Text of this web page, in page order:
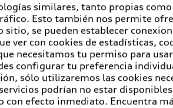
similares, tanto propias
Esto también nos permite
se pueden establecer
ver con cookies de estadísticas,
necesitamos tu permiso para
configurar tu preferencia
sólo utilizaremos las cookies
podrían no estar
efecto inmediato. Encuentra